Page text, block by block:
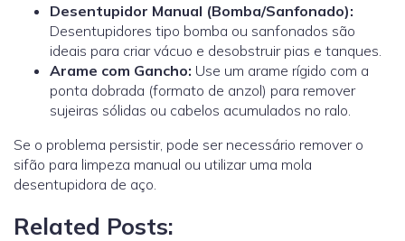
Desentupidor Manual (Bomba/Sanfonado):
Desentupidores tipo bomba ou sanfonados são
ideais para criar vácuo e desobstruir pias e tanques.
Arame com Gancho: Use um arame rígido com a
ponta dobrada (formato de anzol) para remover
sujeiras sólidas ou cabelos acumulados no ralo.
Se o problema persistir, pode ser necessário remover o
sifão para limpeza manual ou utilizar uma mola
desentupidora de aço.
Related Posts: